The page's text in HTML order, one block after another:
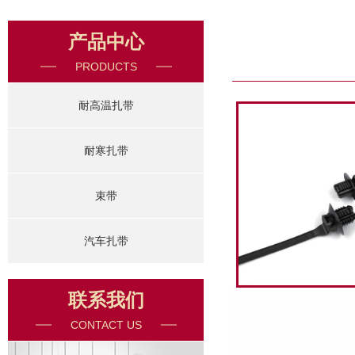
产品中心
PRODUCTS
耐高温扎带
耐寒扎带
束带
汽车扎带
联系我们
CONTACT US